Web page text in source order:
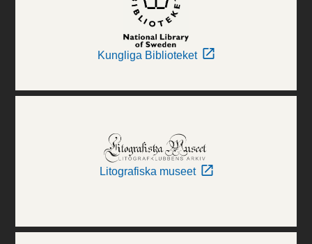
Kungliga Biblioteket
Litografiska museet